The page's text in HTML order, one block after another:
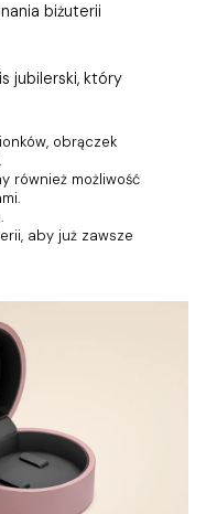
biżuterii
jubilerski, który
obrączek
również możliwość
aby już zawsze